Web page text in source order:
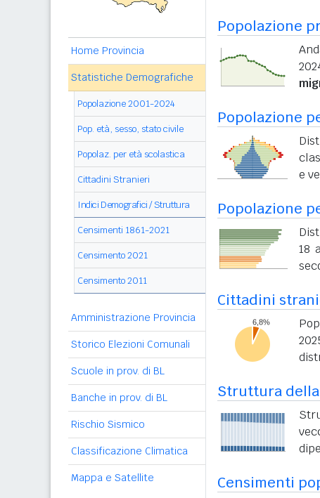
Home Provincia
Statistiche Demografiche
Popolazione 2001-2024
Pop. età, sesso, stato civile
Popolaz. per età scolastica
Cittadini Stranieri
Indici Demografici / Struttura
Censimenti 1861-2021
Censimento 2021
Censimento 2011
Amministrazione Provincia
Storico Elezioni Comunali
Scuole in prov. di BL
Banche in prov. di BL
Rischio Sismico
Classificazione Climatica
Mappa e Satellite
Popolazione
Popolazione
e
Popolazione
18
Cittadini
Struttura
Censimenti